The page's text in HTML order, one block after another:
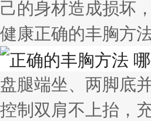
己的身材造成损坏
健康正确的丰胸方
盘腿端坐、两脚底
控制双肩不上抬，